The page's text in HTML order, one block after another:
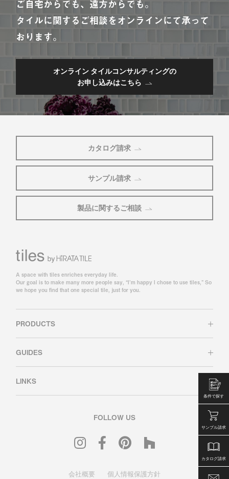
条件で探す
サンプル請求
カタログ請求
ご自宅からでも、遠方からでも。
タイルに関するご相談をオンラインにて承って
おります。
オンライン タイルコンサルティングの
お申し込みはこちら
カタログ請求
サンプル請求
製品に関するご相談
A space with tiles enriches everyday life.
Our goal is to make many more people say, “I’m happy I chose to use tiles,” So
we hope you find that one special tile, just for you.
PRODUCTS
GUIDES
LINKS
FOLLOW US
会社概要 個人情報保護方針